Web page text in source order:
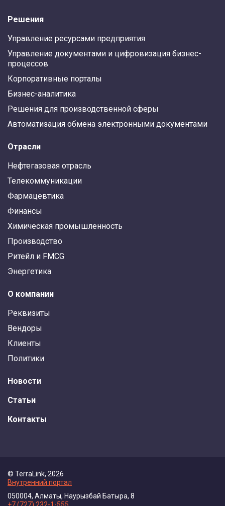
Решения
Управление ресурсами предприятия
Управление документами и цифровизация бизнес-
процессов
Корпоративные порталы
Бизнес-аналитика
Решения для производственной сферы
Автоматизация обмена электронными документами
Отрасли
Нефтегазовая отрасль
Телекоммуникации
Фармацевтика
Финансы
Химическая промышленность
Производство
Ритейл и FMCG
Энергетика
О компании
Реквизиты
Вендоры
Клиенты
Политики
Новости
Статьи
Контакты
© TerraLink, 2026
Внутренний портал
050004, Алматы, Наурызбай Батыра, 8